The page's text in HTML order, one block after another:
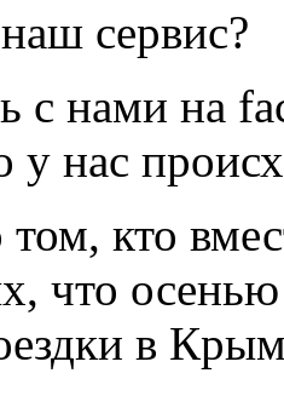
сервис?
с нами на
у нас
кто
что
в